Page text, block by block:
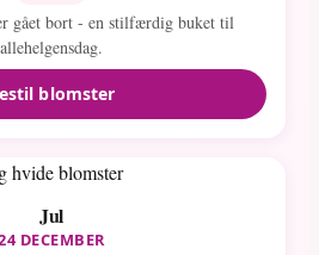
gået bort - en stilfærdig buket til
allehelgensdag.
blomster
Jul
DECEMBER